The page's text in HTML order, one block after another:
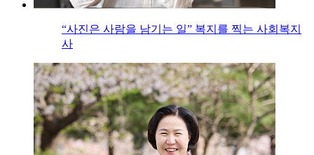
“사진은 사람을 남기는 일” 복지를 찍는 사회복지
사